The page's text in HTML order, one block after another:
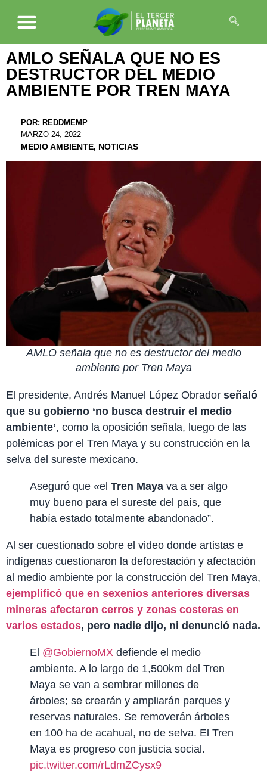
AMLO SEÑALA QUE NO ES
DESTRUCTOR DEL MEDIO
AMBIENTE POR TREN MAYA
POR: REDDMEMP
MARZO 24, 2022
MEDIO AMBIENTE, NOTICIAS
AMLO señala que no es destructor del medio
ambiente por Tren Maya
El presidente, Andrés Manuel López Obrador señaló
que su gobierno ‘no busca destruir el medio
ambiente’, como la oposición señala, luego de las
polémicas por el Tren Maya y su construcción en la
selva del sureste mexicano.
Aseguró que «el Tren Maya va a ser algo
muy bueno para el sureste del país, que
había estado totalmente abandonado”.
Al ser cuestionado sobre el video donde artistas e
indígenas cuestionaron la deforestación y afectación
al medio ambiente por la construcción del Tren Maya,
ejemplificó que en sexenios anteriores diversas
mineras afectaron cerros y zonas costeras en
varios estados, pero nadie dijo, ni denunció nada.
El @GobiernoMX defiende el medio
ambiente. A lo largo de 1,500km del Tren
Maya se van a sembrar millones de
árboles; se crearán y ampliarán parques y
reservas naturales. Se removerán árboles
en 100 ha de acahual, no de selva. El Tren
Maya es progreso con justicia social.
pic.twitter.com/rLdmZCysx9